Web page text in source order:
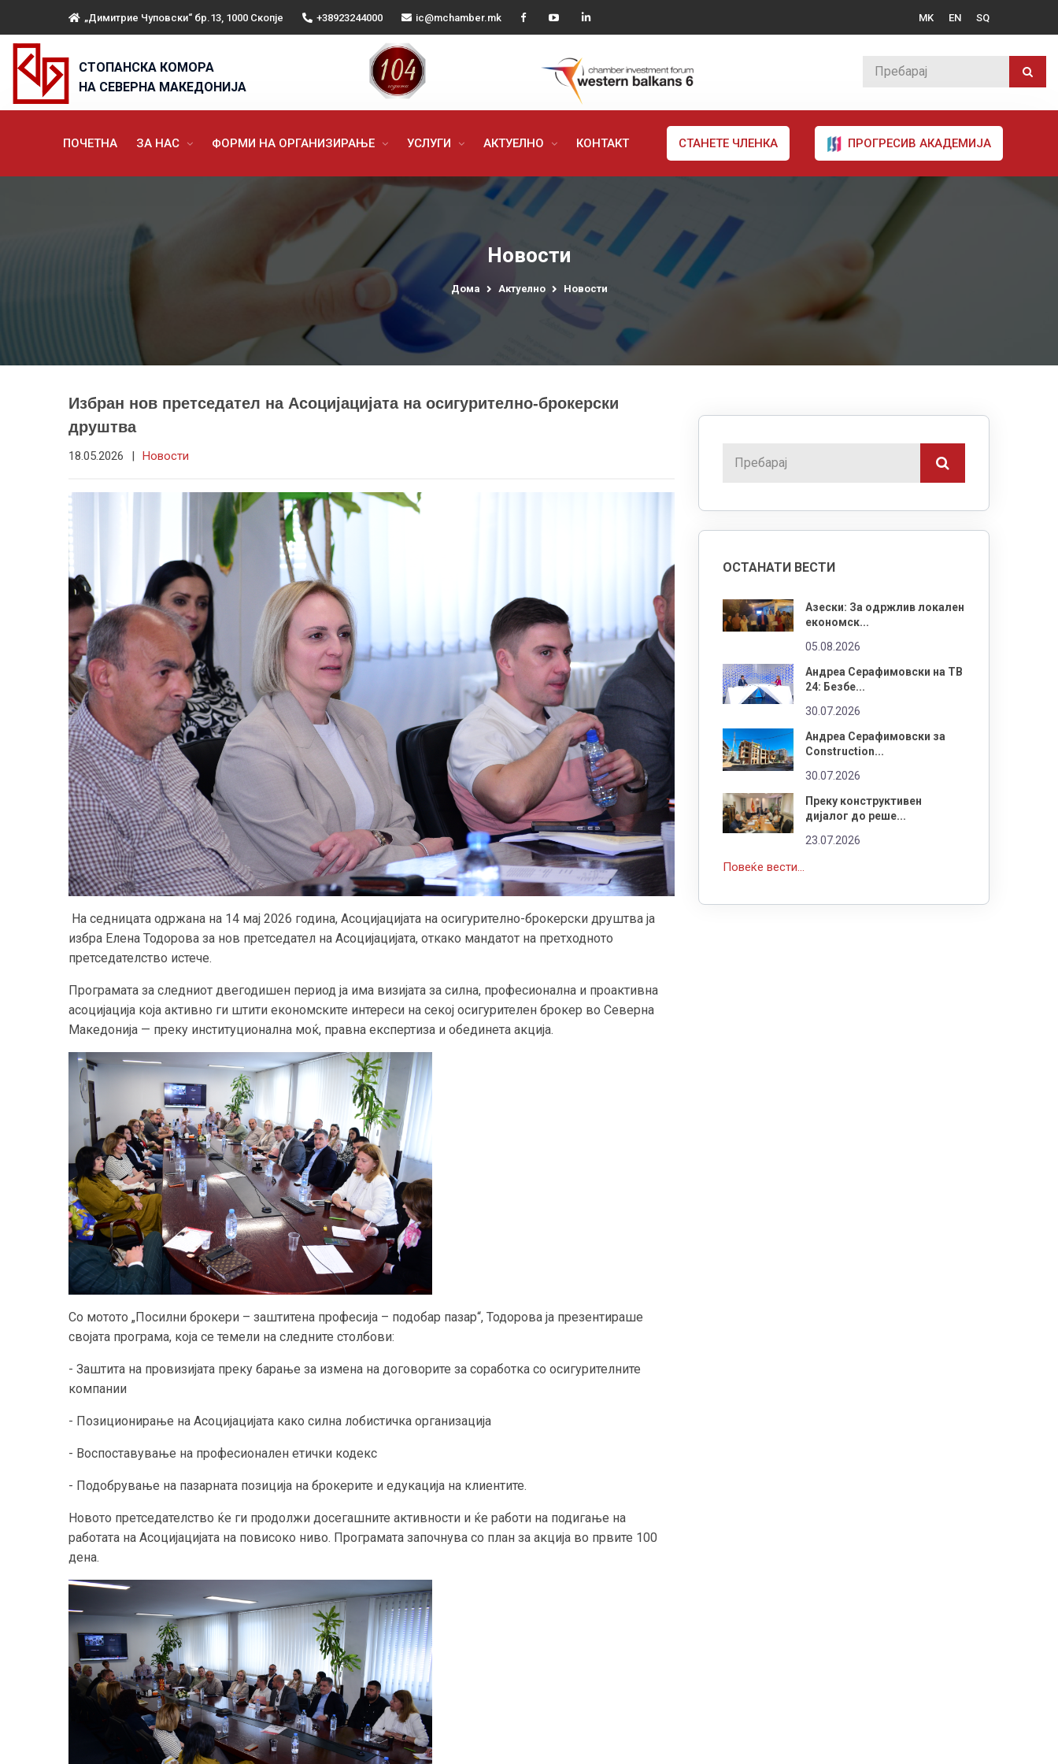
„Димитрие Чуповски“ бр.13, 1000 Скопје +38923244000 ic@mchamber.mk MK EN SQ
СТОПАНСКА КОМОРА
НА СЕВЕРНА МАКЕДОНИЈА
ПОЧЕТНА ЗА НАС ФОРМИ НА ОРГАНИЗИРАЊЕ УСЛУГИ АКТУЕЛНО КОНТАКТ СТАНЕТЕ ЧЛЕНКА ПРОГРЕСИВ АКАДЕМИЈА
Новости
Дома Актуелно Новости
Избран нов претседател на Асоцијацијата на осигурително-брокерски
друштва
18.05.2026 | Новости
На седницата одржана на 14 мај 2026 година, Асоцијацијата на осигурително-брокерски друштва ја
избра Елена Тодорова за нов претседател на Асоцијацијата, откако мандатот на претходното
претседателство истече.
Програмата за следниот двегодишен период ја има визијата за силна, професионална и проактивна
асоцијација која активно ги штити економските интереси на секој осигурителен брокер во Северна
Македонија — преку институционална моќ, правна експертиза и обединета акција.
Со мотото „Посилни брокери – заштитена професија – подобар пазар“, Тодорова ја презентираше
својата програма, која се темели на следните столбови:
- Заштита на провизијата преку барање за измена на договорите за соработка со осигурителните
компании
- Позиционирање на Асоцијацијата како силна лобистичка организација
- Воспоставување на професионален етички кодекс
- Подобрување на пазарната позиција на брокерите и едукација на клиентите.
Новото претседателство ќе ги продолжи досегашните активности и ќе работи на подигање на
работата на Асоцијацијата на повисоко ниво. Програмата започнува со план за акција во првите 100
дена.
ОСТАНАТИ ВЕСТИ
Азески: За одржлив локален
економск...
05.08.2026
Андреа Серафимовски на ТВ
24: Безбе...
30.07.2026
Андреа Серафимовски за
Construction...
30.07.2026
Преку конструктивен
дијалог до реше...
23.07.2026
Повеќе вести...